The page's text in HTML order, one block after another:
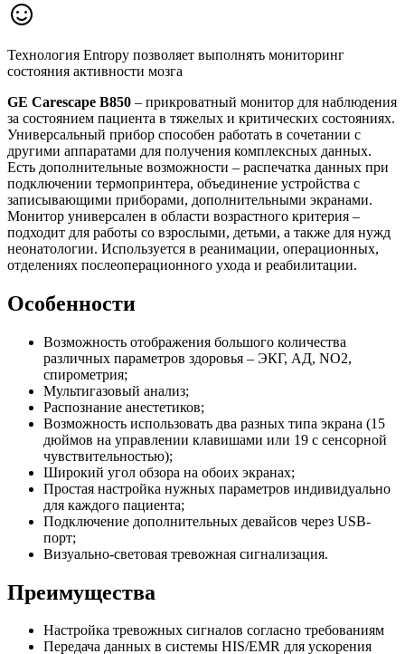
Технология Entropy позволяет выполнять мониторинг
состояния активности мозга
GE Carescape B850 – прикроватный монитор для наблюдения
за состоянием пациента в тяжелых и критических состояниях.
Универсальный прибор способен работать в сочетании с
другими аппаратами для получения комплексных данных.
Есть дополнительные возможности – распечатка данных при
подключении термопринтера, объединение устройства с
записывающими приборами, дополнительными экранами.
Монитор универсален в области возрастного критерия –
подходит для работы со взрослыми, детьми, а также для нужд
неонатологии. Используется в реанимации, операционных,
отделениях послеоперационного ухода и реабилитации.
Особенности
Возможность отображения большого количества
различных параметров здоровья – ЭКГ, АД, NO2,
спирометрия;
Мультигазовый анализ;
Распознание анестетиков;
Возможность использовать два разных типа экрана (15
дюймов на управлении клавишами или 19 с сенсорной
чувствительностью);
Широкий угол обзора на обоих экранах;
Простая настройка нужных параметров индивидуально
для каждого пациента;
Подключение дополнительных девайсов через USB-
порт;
Визуально-световая тревожная сигнализация.
Преимущества
Настройка тревожных сигналов согласно требованиям
Передача данных в системы HIS/EMR для ускорения